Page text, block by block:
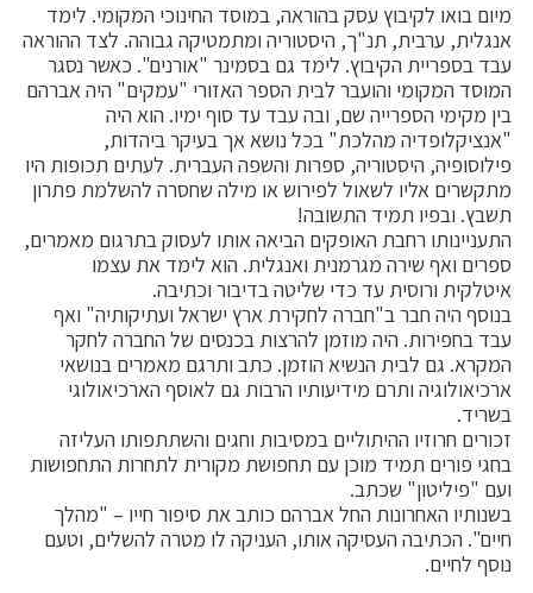
מיום בואו לקיבוץ עסק בהוראה, במוסד החינוכי המקומי. לימד
אנגלית, ערבית, תנ"ך, היסטוריה ומתמטיקה גבוהה. לצד ההוראה
עבד בספריית הקיבוץ. לימד גם בסמינר "אורנים". כאשר נסגר
המוסד המקומי והועבר לבית הספר האזורי "עמקים" היה אברהם
בין מקימי הספרייה שם, ובה עבד עד סוף ימיו. הוא היה
"אנציקלופדיה מהלכת" בכל נושא אך בעיקר ביהדות,
פילוסופיה, היסטוריה, ספרות והשפה העברית. לעתים תכופות היו
מתקשרים אליו לשאול לפירוש או מילה שחסרה להשלמת פתרון
תשבץ. ובפיו תמיד התשובה!
התעניינותו רחבת האופקים הביאה אותו לעסוק בתרגום מאמרים,
ספרים ואף שירה מגרמנית ואנגלית. הוא לימד את עצמו
איטלקית ורוסית עד כדי שליטה בדיבור וכתיבה.
בנוסף היה חבר ב"חברה לחקירת ארץ ישראל ועתיקותיה" ואף
עבד בחפירות. היה מוזמן להרצות בכנסים של החברה לחקר
המקרא. גם לבית הנשיא הוזמן. כתב ותרגם מאמרים בנושאי
ארכיאולוגיה ותרם מידיעותיו הרבות גם לאוסף הארכיאולוגי
בשריד.
זכורים חרוזיו ההיתוליים במסיבות וחגים והשתתפותו העליזה
בחגי פורים תמיד מוכן עם תחפושת מקורית לתחרות התחפושות
ועם "פיליטון" שכתב.
בשנותיו האחרונות החל אברהם כותב את סיפור חייו – "מהלך
חיים". הכתיבה העסיקה אותו, העניקה לו מטרה להשלים, וטעם
נוסף לחיים.